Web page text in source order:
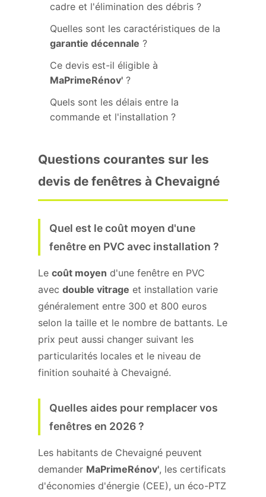
cadre et l'élimination des débris ?
Quelles sont les caractéristiques de la
garantie décennale ?
Ce devis est-il éligible à
MaPrimeRénov' ?
Quels sont les délais entre la
commande et l'installation ?
Questions courantes sur les
devis de fenêtres à Chevaigné
Quel est le coût moyen d'une
fenêtre en PVC avec installation ?
Le coût moyen d'une fenêtre en PVC
avec double vitrage et installation varie
généralement entre 300 et 800 euros
selon la taille et le nombre de battants. Le
prix peut aussi changer suivant les
particularités locales et le niveau de
finition souhaité à Chevaigné.
Quelles aides pour remplacer vos
fenêtres en 2026 ?
Les habitants de Chevaigné peuvent
demander MaPrimeRénov', les certificats
d'économies d'énergie (CEE), un éco-PTZ